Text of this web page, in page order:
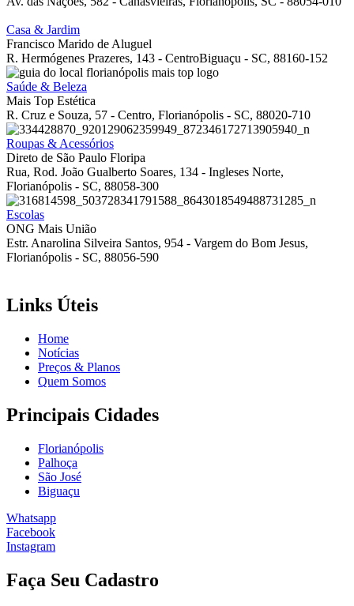
Casa & Jardim
Francisco Marido de Aluguel
R. Hermógenes Prazeres, 143 - CentroBiguaçu - SC, 88160-152
Saúde & Beleza
Mais Top Estética
R. Cruz e Souza, 57 - Centro, Florianópolis - SC, 88020-710
Roupas & Acessórios
Direto de São Paulo Floripa
Rua, Rod. João Gualberto Soares, 134 - Ingleses Norte,
Florianópolis - SC, 88058-300
Escolas
ONG Mais União
Estr. Anarolina Silveira Santos, 954 - Vargem do Bom Jesus,
Florianópolis - SC, 88056-590
Links Úteis
Home
Notícias
Preços & Planos
Quem Somos
Principais Cidades
Florianópolis
Palhoça
São José
Biguaçu
Whatsapp
Facebook
Instagram
Faça Seu Cadastro